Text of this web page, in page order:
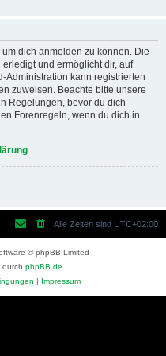
dich anmelden zu können. Die
und ermöglicht dir, auf
Administration kann registrierten
zuweisen. Beachte bitte unsere
Regelungen, bevor du dich
Forenregeln, wenn du dich in
Alle Zeiten sind UTC+02:00
© phpBB Limited
durch phpBB.de
| Impressum